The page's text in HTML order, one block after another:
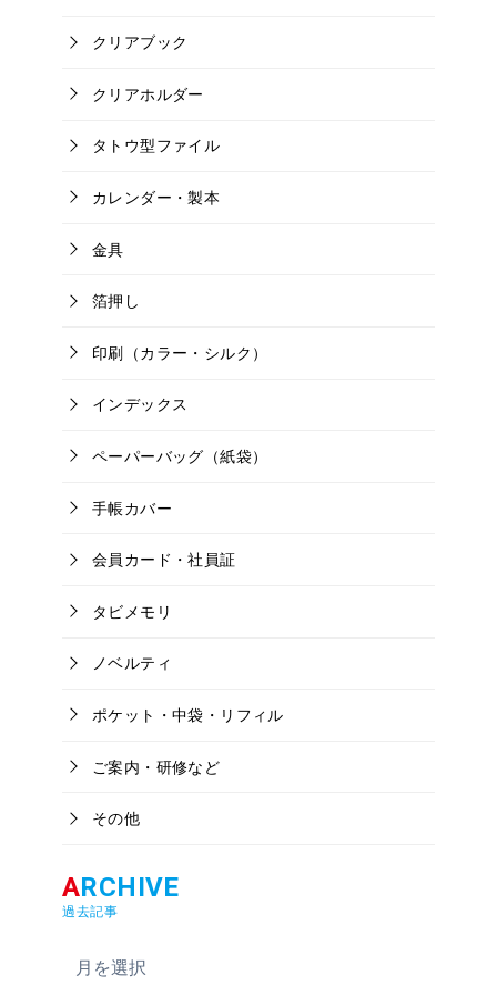
クリアブック
クリアホルダー
タトウ型ファイル
カレンダー・製本
金具
箔押し
印刷（カラー・シルク）
インデックス
ペーパーバッグ（紙袋）
手帳カバー
会員カード・社員証
タビメモリ
ノベルティ
ポケット・中袋・リフィル
ご案内・研修など
その他
過去記事
ー